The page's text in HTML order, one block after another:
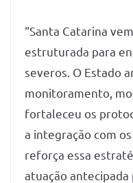
“Santa Catarina
estruturada para
severos. O Estado
monitoramento,
fortaleceu os
a integração com
reforça essa
atuação